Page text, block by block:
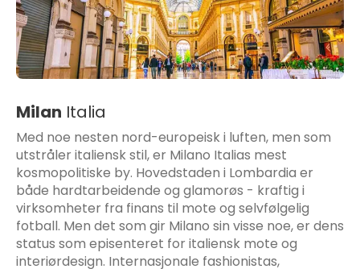
Milan Italia
Med noe nesten nord-europeisk i luften, men som
utstråler italiensk stil, er Milano Italias mest
kosmopolitiske by. Hovedstaden i Lombardia er
både hardtarbeidende og glamorøs - kraftig i
virksomheter fra finans til mote og selvfølgelig
fotball. Men det som gir Milano sin visse noe, er dens
status som episenteret for italiensk mote og
interiørdesign. Internasjonale fashionistas,